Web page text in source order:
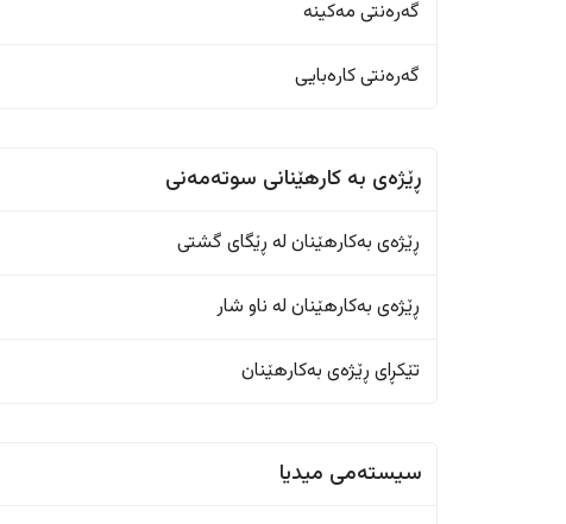
گەرەنتی مەکینە
گەرەنتی کارەبایی
ڕێژەى به کارهێنانی سوتەمەنی
ڕێژەى بەکارهێنان له ڕێگای گشتی
ڕێژەى بەکارهێنان له ناو شار
تێکڕای ڕێژەى بەکارهێنان
سیستەمی میدیا